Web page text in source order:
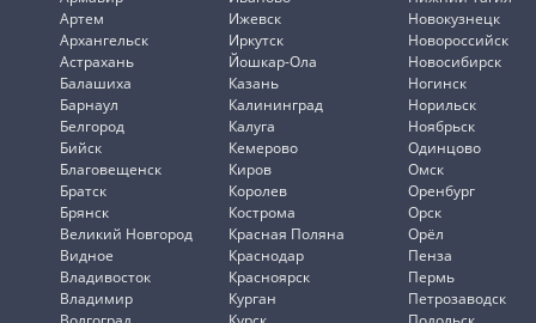
Артем
Архангельск
Астрахань
Балашиха
Барнаул
Белгород
Бийск
Благовещенск
Братск
Брянск
Великий Новгород
Видное
Владивосток
Владимир
Ижевск
Иркутск
Йошкар-Ола
Казань
Калининград
Калуга
Кемерово
Киров
Королев
Кострома
Красная Поляна
Краснодар
Красноярск
Курган
Новокузнецк
Новороссийск
Новосибирск
Ногинск
Норильск
Ноябрьск
Одинцово
Омск
Оренбург
Орск
Орёл
Пенза
Пермь
Петрозаводск